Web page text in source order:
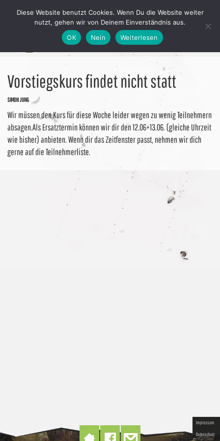
Vorstiegskurs findet nicht statt
SIMON JUNG
Wir müssen den Kurs für diese Woche leider wegen zu wenig Teilnehmern
absagen.Als Ersatztermin können wir dir den 12.06+13.06. (gleiche Uhrzeit
wie bisher) anbieten. Wenn dir das Zeitfenster passt, nehmen wir dich
gerne auf die Teilnehmerliste.
Impressum
Datenschutz
Diese Website benutzt Cookies. Wenn Du die Website weiter
nutzt, gehen wir von Deinem Einverständnis aus.
OK
Nein Weiterlesen